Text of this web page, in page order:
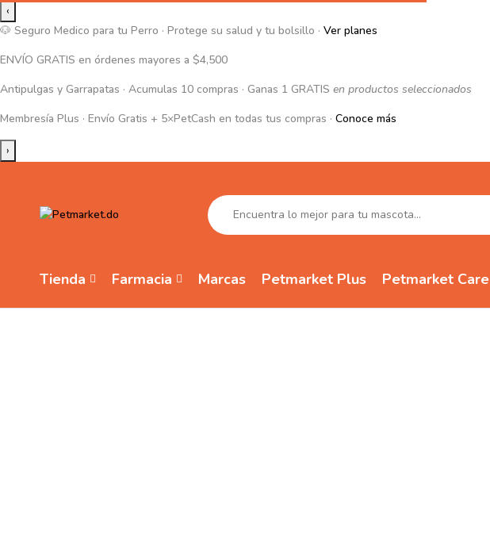
‹
🐶 Seguro Medico para tu Perro · Protege su salud y tu bolsillo · Ver planes
ENVÍO GRATIS en órdenes mayores a $4,500
Antipulgas y Garrapatas · Acumulas 10 compras · Ganas 1 GRATIS en productos seleccionados
Membresía Plus · Envío Gratis + 5×PetCash en todas tus compras · Conoce más
›
Tienda Farmacia Marcas Petmarket Plus Petmarket Care